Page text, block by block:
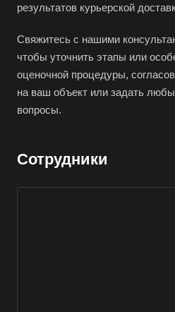
результатов курьерской
Свяжитесь с нашими
чтобы уточнить этапы или
оценочной процедуры,
на ваш объект или задать
вопросы.
Сотрудники
Великие Луки
Великий Новгород
Великий Устюг
Вельск
Верхний Уфалей